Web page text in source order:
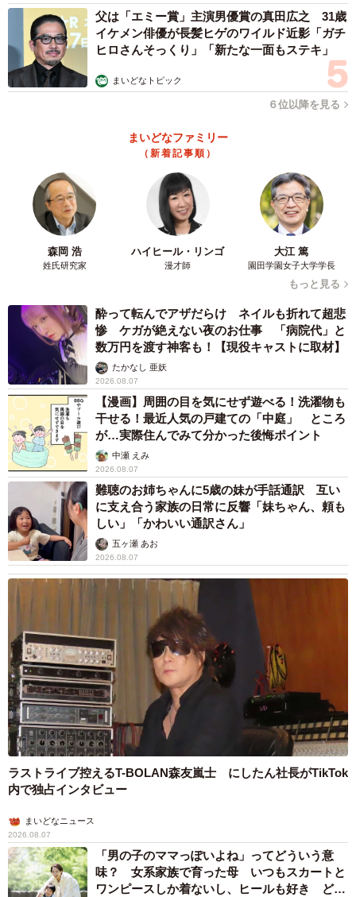
父は「エミー賞」主演男優賞の真田広之 31歳
イケメン俳優が長髪ヒゲのワイルド近影「ガチ
ヒロさんそっくり」「新たな一面もステキ」
まいどなトピック
６位以降を見る
まいどなファミリー
（新着記事順）
森岡 浩
姓氏研究家
ハイヒール・リンゴ
漫才師
大江 篤
園田学園女子大学学長
もっと見る
酔って転んでアザだらけ ネイルも折れて超悲
惨 ケガが絶えない夜のお仕事 「病院代」と
数万円を渡す神客も！【現役キャストに取材】
たかなし 亜妖
2026.08.07
【漫画】周囲の目を気にせず遊べる！洗濯物も
干せる！最近人気の戸建ての「中庭」 ところ
が…実際住んでみて分かった後悔ポイント
中瀬 えみ
2026.08.07
難聴のお姉ちゃんに5歳の妹が手話通訳 互い
に支え合う家族の日常に反響「妹ちゃん、頼も
しい」「かわいい通訳さん」
五ヶ瀬 あお
2026.08.07
ラストライブ控えるT-BOLAN森友嵐士 にしたん社長がTikTok
内で独占インタビュー
まいどなニュース
2026.08.07
「男の子のママっぽいよね」ってどういう意
味？ 女系家族で育った母 いつもスカートと
ワンピースしか着ないし、ヒールも好き どの